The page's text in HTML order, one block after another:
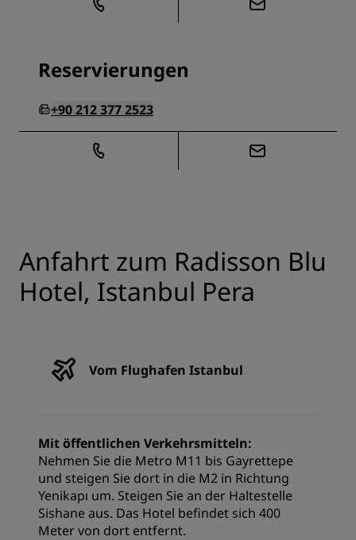
Reservierungen
+90 212 377 2523
Anfahrt zum Radisson Blu
Hotel, Istanbul Pera
Vom Flughafen Istanbul
Mit öffentlichen Verkehrsmitteln:
Nehmen Sie die Metro M11 bis Gayrettepe
und steigen Sie dort in die M2 in Richtung
Yenikapı um. Steigen Sie an der Haltestelle
Sishane aus. Das Hotel befindet sich 400
Meter von dort entfernt.